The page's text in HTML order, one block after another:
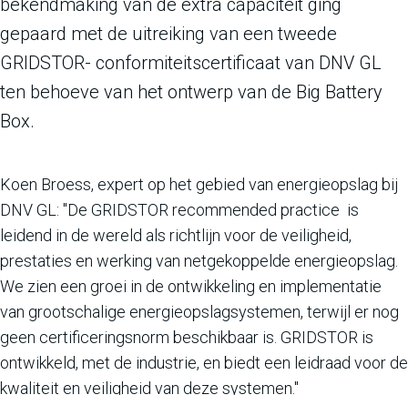
bekendmaking van de extra capaciteit ging
gepaard met de uitreiking van een tweede
GRIDSTOR- conformiteitscertificaat van DNV GL
ten behoeve van het ontwerp van de Big Battery
Box.
Koen Broess, expert op het gebied van energieopslag bij
DNV GL: "De GRIDSTOR recommended practice is
leidend in de wereld als richtlijn voor de veiligheid,
prestaties en werking van netgekoppelde energieopslag.
We zien een groei in de ontwikkeling en implementatie
van grootschalige energieopslagsystemen, terwijl er nog
geen certificeringsnorm beschikbaar is. GRIDSTOR is
ontwikkeld, met de industrie, en biedt een leidraad voor de
kwaliteit en veiligheid van deze systemen."